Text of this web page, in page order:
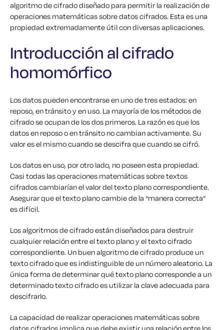
algoritmo de cifrado diseñado para permitir la realización de
operaciones matemáticas sobre datos cifrados. Esta es una
propiedad extremadamente útil con diversas aplicaciones.
Introducción al cifrado
homomórfico
Los datos pueden encontrarse en uno de tres estados: en
reposo, en tránsito y en uso. La mayoría de los métodos de
cifrado se ocupan de los dos primeros. La razón es que los
datos en reposo o en tránsito no cambian activamente. Su
valor es el mismo cuando se descifra que cuando se cifró.
Los datos en uso, por otro lado, no poseen esta propiedad.
Casi todas las operaciones matemáticas sobre textos
cifrados cambiarían el valor del texto plano correspondiente.
Asegurar que el texto plano cambie de la “manera correcta”
es difícil.
Los algoritmos de cifrado están diseñados para destruir
cualquier relación entre el texto plano y el texto cifrado
correspondiente. Un buen algoritmo de cifrado produce un
texto cifrado que es indistinguible de un número aleatorio. La
única forma de determinar qué texto plano corresponde a un
determinado texto cifrado es utilizar la clave adecuada para
descifrarlo.
La capacidad de realizar operaciones matemáticas sobre